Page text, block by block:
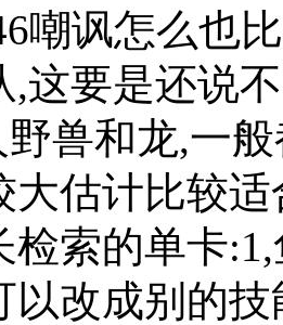
嘲讽怎么也
,这要是还说
兽和龙,一
大估计比较
检索的单卡
以改成别的